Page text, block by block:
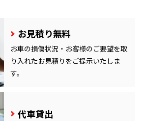
お見積り無料
お車の損傷状況・お客様のご要望を取
り入れたお見積りをご提示いたしま
す。
代車貸出